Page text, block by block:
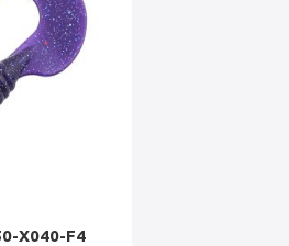
X040-F4